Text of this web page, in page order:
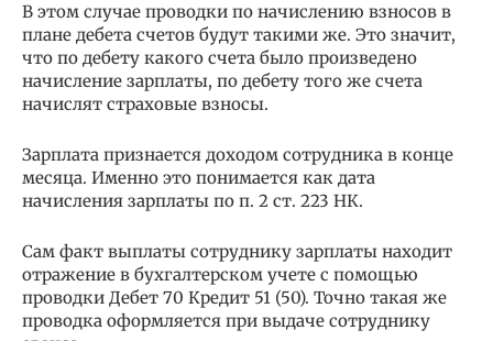
В этом случае проводки по начислению взносов в
плане дебета счетов будут такими же. Это значит,
что по дебету какого счета было произведено
начисление зарплаты, по дебету того же счета
начислят страховые взносы.
Зарплата признается доходом сотрудника в конце
месяца. Именно это понимается как дата
начисления зарплаты по п. 2 ст. 223 НК.
Сам факт выплаты сотруднику зарплаты находит
отражение в бухгалтерском учете с помощью
проводки Дебет 70 Кредит 51 (50). Точно такая же
проводка оформляется при выдаче сотруднику